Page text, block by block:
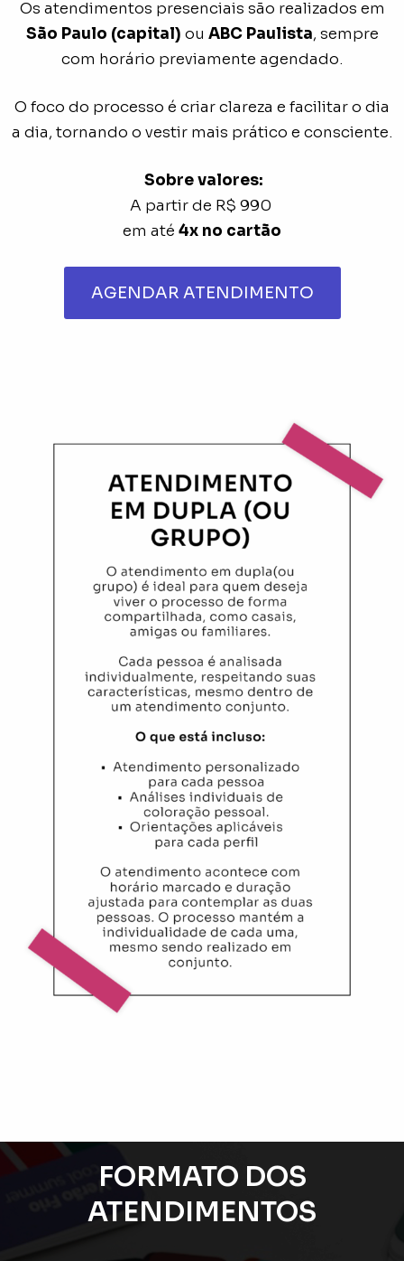
Os atendimentos presenciais são realizados em
São Paulo (capital) ou ABC Paulista, sempre
com horário previamente agendado.
O foco do processo é criar clareza e facilitar o dia
a dia, tornando o vestir mais prático e consciente.
Sobre valores:
A partir de R$ 990
em até 4x no cartão
AGENDAR ATENDIMENTO
FORMATO DOS
ATENDIMENTOS